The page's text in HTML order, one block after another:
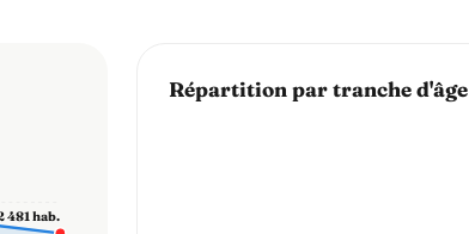
481 hab.
Répartition par tranche d'âge